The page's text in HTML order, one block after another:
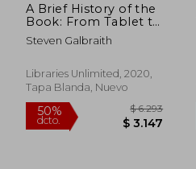
A Brief History of the
Book: From Tablet to
Tablet (en Inglés)
Steven Galbraith
Libraries Unlimited, 2020,
Tapa Blanda, Nuevo